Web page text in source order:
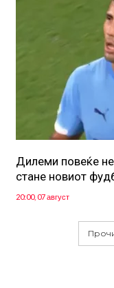
Дилеми повеќе
стане новиот
20:00, 07 август